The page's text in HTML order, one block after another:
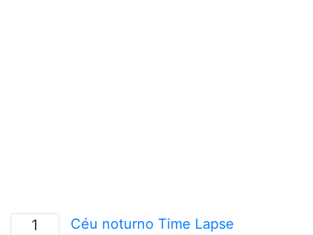
1
Céu noturno Time Lapse